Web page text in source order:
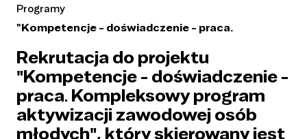
Programy
"Kompetencje - doświadczenie - praca.
Rekrutacja do projektu
"Kompetencje - doświadczenie -
praca. Kompleksowy program
aktywizacji zawodowej osób
młodych", który skierowany jest